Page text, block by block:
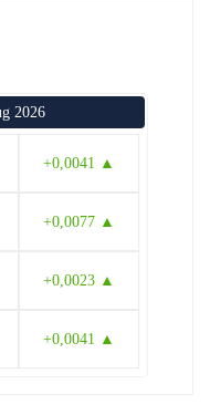
2026
+0,0041 ▲
+0,0077 ▲
+0,0023 ▲
+0,0041 ▲